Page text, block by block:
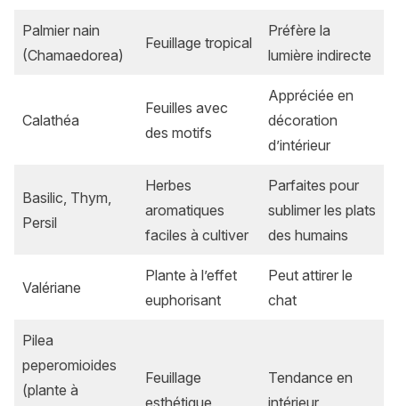
Palmier nain
(Chamaedorea)
Feuillage tropical
Préfère la
lumière indirecte
Calathéa
Feuilles avec
des motifs
Appréciée en
décoration
d’intérieur
Basilic, Thym,
Persil
Herbes
aromatiques
faciles à cultiver
Parfaites pour
sublimer les plats
des humains
Valériane
Plante à l’effet
euphorisant
Peut attirer le
chat
Pilea
peperomioides
(plante à
Feuillage
esthétique
Tendance en
intérieur